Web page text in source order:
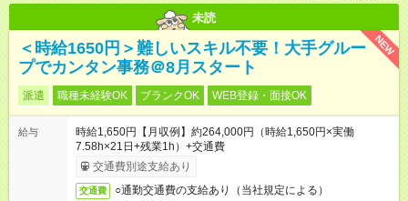
未読
NEW
＜時給1650円＞難しいスキル不要！大手グルー
プでカンタン事務＠8月スタート
派遣 職種未経験OK ブランクOK WEB登録・面接OK
給与
時給1,650円【月収例】約264,000円（時給1,650円×実働
7.58h×21日+残業1h）+交通費
交通費別途支給あり
交通費 ○通勤交通費の支給あり（当社規定による）